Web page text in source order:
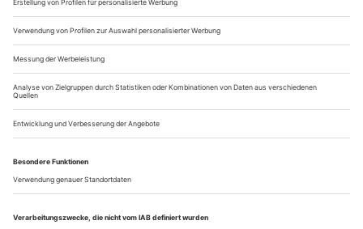
In der Anstalt
In London verlegt der britische Erfolgschoreograf Matthew Bourne
Shakespeares Tragödie «Romeo und Julia» in die Geschlossene
Das Ensemble ist vor allem eines: jung. Das hat der britische
Choreograf Matthew Bourne -ausdrücklich betont, als er sich
unlängst dem traditionellen «Romeo und Julia»-Stoff
zuwandte und neben den jugendlich-frischen 18 Tänzerinnen
und Tänzern seiner Kompanie New Adventures zusätzliche
sechs Mitwirkende im Alter von 16 bis 19 Jahren vor Ort für
die Produktion...